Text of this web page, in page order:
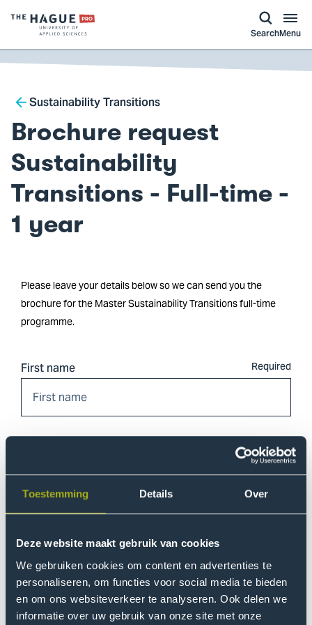
Toestemming Details Over
Deze website maakt gebruik van cookies
We gebruiken cookies om content en advertenties te
personaliseren, om functies voor social media te bieden
en om ons websiteverkeer te analyseren. Ook delen we
informatie over uw gebruik van onze site met onze
of
The
University
of
Applied
Sciences,
go
to
homepage
SearchMenu
Breadcrumb
Sustainability Transitions
Brochure request
Sustainability
Transitions - Full-time -
1 year
Please leave your details below so we can send you the
brochure for the Master Sustainability Transitions full-time
programme.
First name
Middle name
Email address